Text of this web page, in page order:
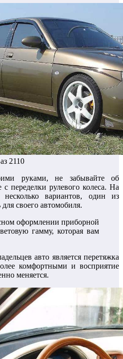
2110
руками, не забывайте об
с переделки рулевого колеса. На
вариантов, один из
своего автомобиля.
оформлении приборной
гамму, которая вам
авто является перетяжка
комфортными и восприятие
меняется.